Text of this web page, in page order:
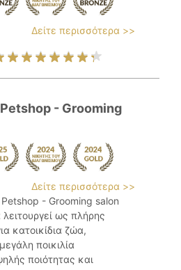
Δείτε περισσότερα >>
- Grooming
Δείτε περισσότερα >>
- Grooming salon
ως πλήρης
κατοικίδια ζώα,
ποικιλία
ποιότητας και